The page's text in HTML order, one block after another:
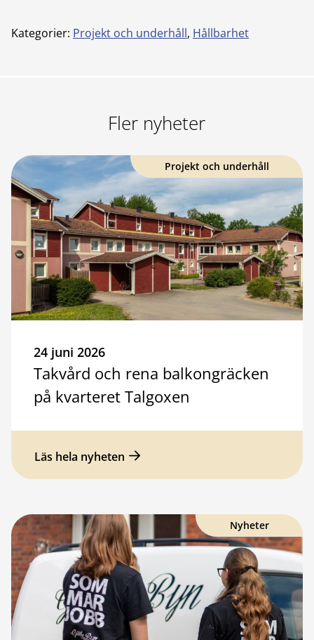
Kategorier: Projekt och underhåll, Hållbarhet
Fler nyheter
Projekt och underhåll
24 juni 2026
Takvård och rena balkongräcken
på kvarteret Talgoxen
Läs hela nyheten
Nyheter